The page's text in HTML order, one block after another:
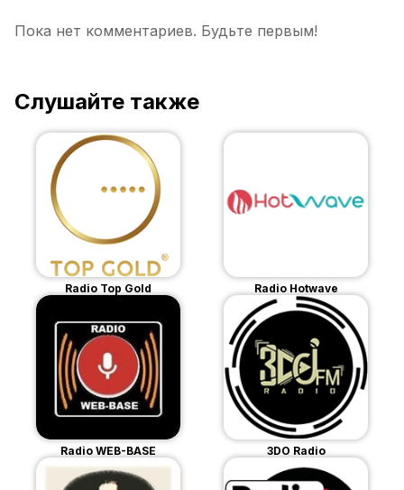
Пока нет комментариев. Будьте первым!
Слушайте также
Radio Top Gold Radio Hotwave
Radio WEB-BASE 3DO Radio